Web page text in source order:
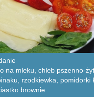
na mleku, chleb pszenno-
rzodkiewka, pomidorki
brownie.